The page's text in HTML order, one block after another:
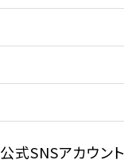
公式SNSアカウント